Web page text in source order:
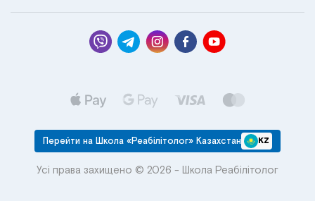
Перейти на Школа «Реабілітолог» Казахстан KZ
Усі права захищено © 2026 - Школа Реабілітолог